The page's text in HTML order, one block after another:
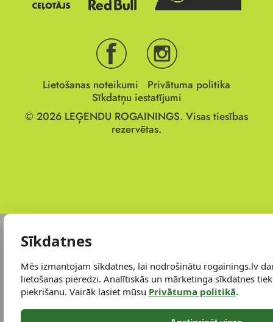
Lietošanas noteikumi
Privātuma politika
Sīkdatņu iestatījumi
© 2026 LEĢENDU ROGAININGS. Visas tiesības
rezervētas.
Sīkdatnes
Mēs izmantojam sīkdatnes, lai nodrošinātu rogainings.lv
lietošanas pieredzi. Analītiskās un mārketinga sīkdatnes
piekrišanu. Vairāk lasiet mūsu Privātuma politikā.